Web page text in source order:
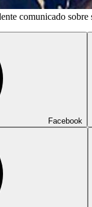
comunicado sobre
Facebook